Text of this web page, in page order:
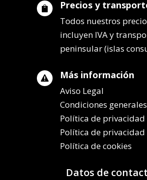
 Precios y
Todos nuestros
incluyen IVA y
peninsular (islas
 Más información
Aviso Legal
Condiciones generales
Política de privacidad
Política de privacidad
Política de cookies
Datos de